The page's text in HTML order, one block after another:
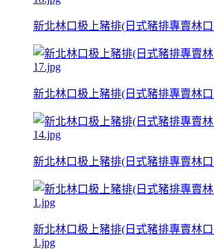
新北林口极上豬排(日式豬排專賣林
新北林口极上豬排(日式豬排專賣林
新北林口极上豬排(日式豬排專賣林
新北林口极上豬排(日式豬排專賣林
1.jpg